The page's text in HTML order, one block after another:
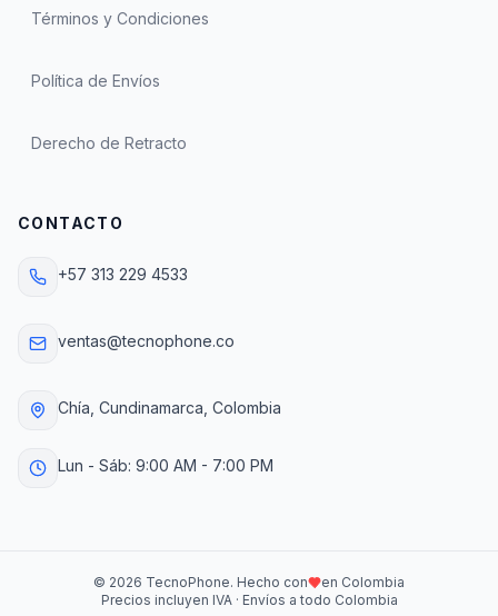
Términos y Condiciones
Política de Envíos
Derecho de Retracto
CONTACTO
+57 313 229 4533
ventas@tecnophone.co
Chía, Cundinamarca, Colombia
Lun - Sáb: 9:00 AM - 7:00 PM
© 2026 TecnoPhone. Hecho con
en Colombia
Precios incluyen IVA · Envíos a todo Colombia